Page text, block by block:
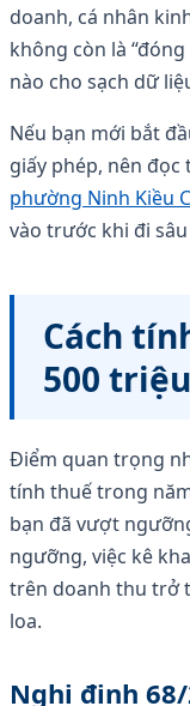
doanh, cá nhân
không còn là
nào cho sạch dữ
Nếu bạn mới bắt
giấy phép, nên đọc
phường Ninh Kiều
vào trước khi đi
Cách
500
Điểm quan trọng
tính thuế trong
bạn đã vượt
ngưỡng, việc kê
trên doanh thu trở
loa.
Nghị định